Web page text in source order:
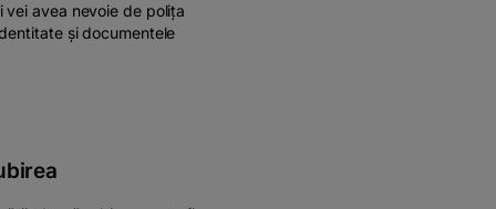
vei avea nevoie de polița
și documentele